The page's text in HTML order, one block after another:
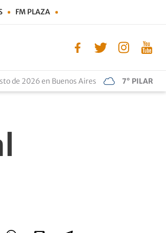
FM PLAZA
de 2026 en Buenos Aires 7° PILAR